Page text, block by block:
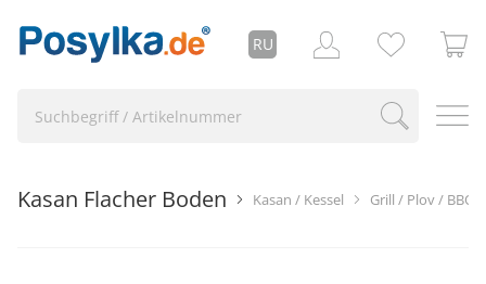
RU
Grill / Plov / BBQ
Kasan / Kessel
Kasan Flacher Boden